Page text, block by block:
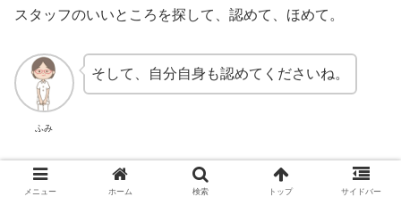
スタッフのいいところを探して、認めて、ほめて。
ふみ
そして、自分自身も認めてくださいね。
看護管理
メニュー ホーム 検索 トップ サイドバー